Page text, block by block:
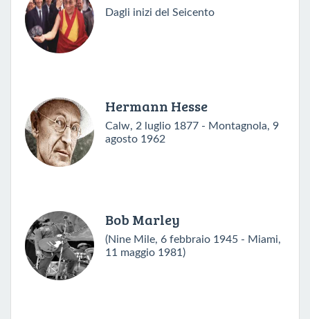
Dagli inizi del Seicento
Hermann Hesse
Calw, 2 luglio 1877 - Montagnola, 9
agosto 1962
Bob Marley
(Nine Mile, 6 febbraio 1945 - Miami,
11 maggio 1981)